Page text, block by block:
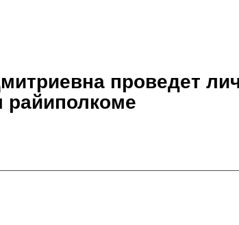
проведет
райиполкоме